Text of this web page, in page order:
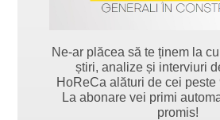
Ne-ar plăcea să te ținem la
știri, analize și interviuri
HoReCa alături de cei peste
La abonare vei primi
promis!